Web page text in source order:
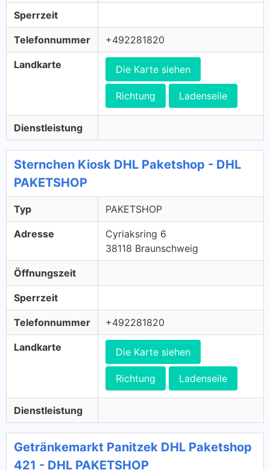
Sperrzeit
Telefonnummer +492281820
Landkarte Die Karte siehen
Richtung Ladenseile
Dienstleistung
Sternchen Kiosk DHL Paketshop - DHL
PAKETSHOP
Typ PAKETSHOP
Adresse
Cyriaksring 6
38118 Braunschweig
Öffnungszeit
Sperrzeit
Telefonnummer +492281820
Landkarte Die Karte siehen
Richtung Ladenseile
Dienstleistung
Getränkemarkt Panitzek DHL Paketshop
421 - DHL PAKETSHOP